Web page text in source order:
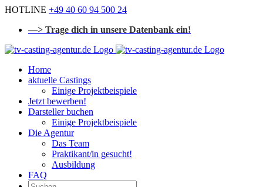
Zum
springen
HOTLINE +49 40 60 94 500 24
—> Trage dich in unsere Datenbank ein!
Home
aktuelle Castings
Einige Projektbeispiele
Jetzt bewerben!
Darsteller buchen
Einige Projektbeispiele
Die Agentur
Das Team
Praktikant/in gesucht!
Ausbildung
FAQ
Suchen